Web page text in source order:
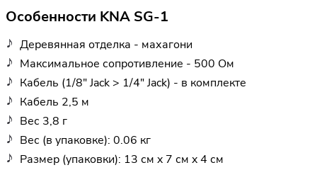
Особенности KNA SG-1
Деревянная отделка - махагони
Максимальное сопротивление - 500 Ом
Кабель (1/8" Jack > 1/4" Jack) - в комплекте
Кабель 2,5 м
Вес 3,8 г
Вес (в упаковке): 0.06 кг
Размер (упаковки): 13 см x 7 см x 4 см